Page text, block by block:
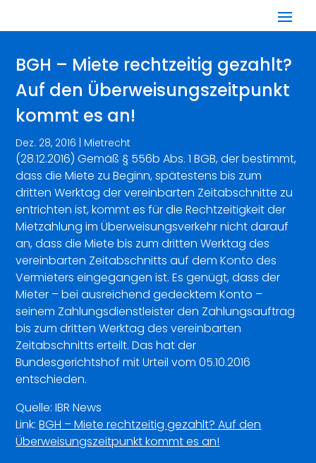
BGH – Miete rechtzeitig gezahlt?
Auf den Überweisungszeitpunkt
kommt es an!
Dez. 28, 2016 Mietrecht
(28.12.2016) Gemäß § 556b Abs. 1 BGB, der bestimmt,
dass die Miete zu Beginn, spätestens bis zum
dritten Werktag der vereinbarten Zeitabschnitte zu
entrichten ist, kommt es für die Rechtzeitigkeit der
Mietzahlung im Überweisungsverkehr nicht darauf
an, dass die Miete bis zum dritten Werktag des
vereinbarten Zeitabschnitts auf dem Konto des
Vermieters eingegangen ist. Es genügt, dass der
Mieter – bei ausreichend gedecktem Konto –
seinem Zahlungsdienstleister den Zahlungsauftrag
bis zum dritten Werktag des vereinbarten
Zeitabschnitts erteilt. Das hat der
Bundesgerichtshof mit Urteil vom 05.10.2016
entschieden.
Quelle: IBR News
Link:BGH – Miete rechtzeitig gezahlt? Auf den
Überweisungszeitpunkt kommt es an!